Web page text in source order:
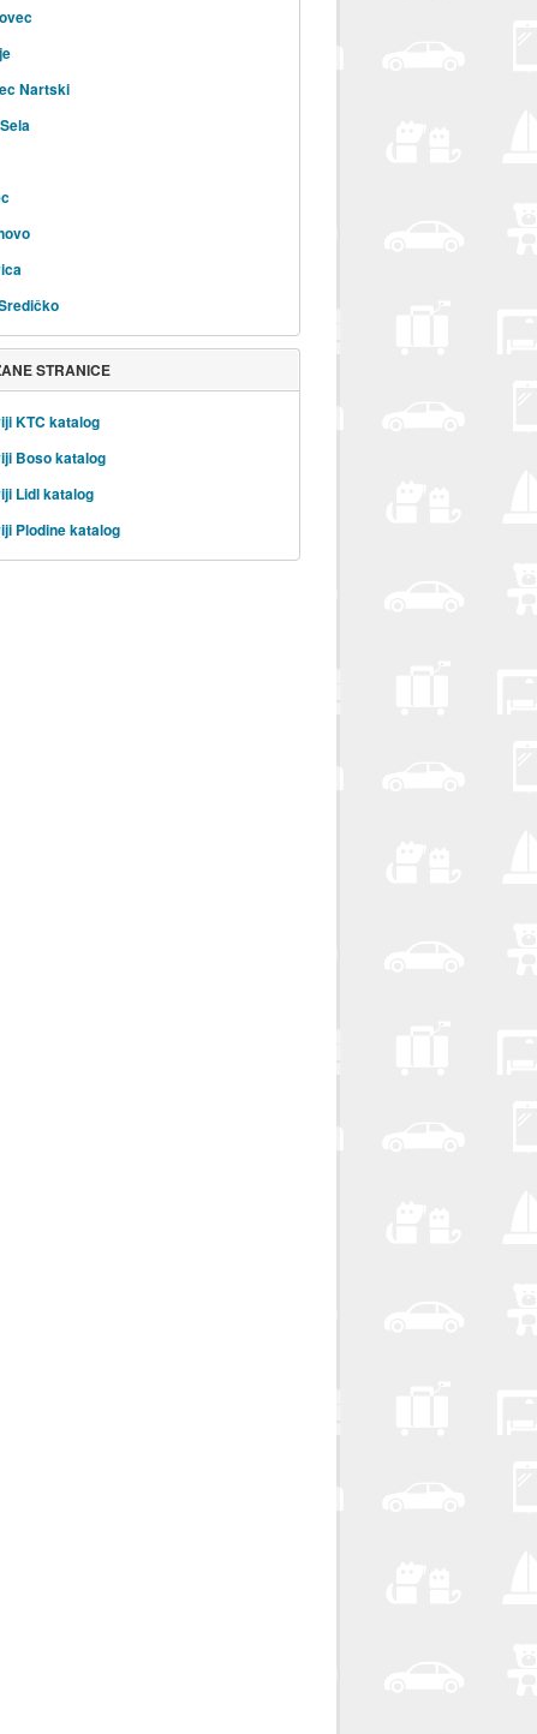
Nartski
STRANICE
KTC katalog
Boso katalog
Lidl katalog
Plodine katalog